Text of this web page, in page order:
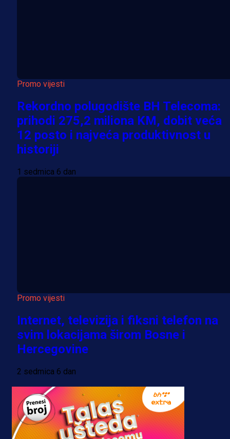
Promo vijesti
Rekordno polugodište BH Telecoma:
prihodi 275,2 miliona KM, dobit veća
12 posto i najveća produktivnost u
historiji
1 sedmica 6 dan
Promo vijesti
Internet, televizija i fiksni telefon na
svim lokacijama širom Bosne i
Hercegovine
2 sedmica 6 dan